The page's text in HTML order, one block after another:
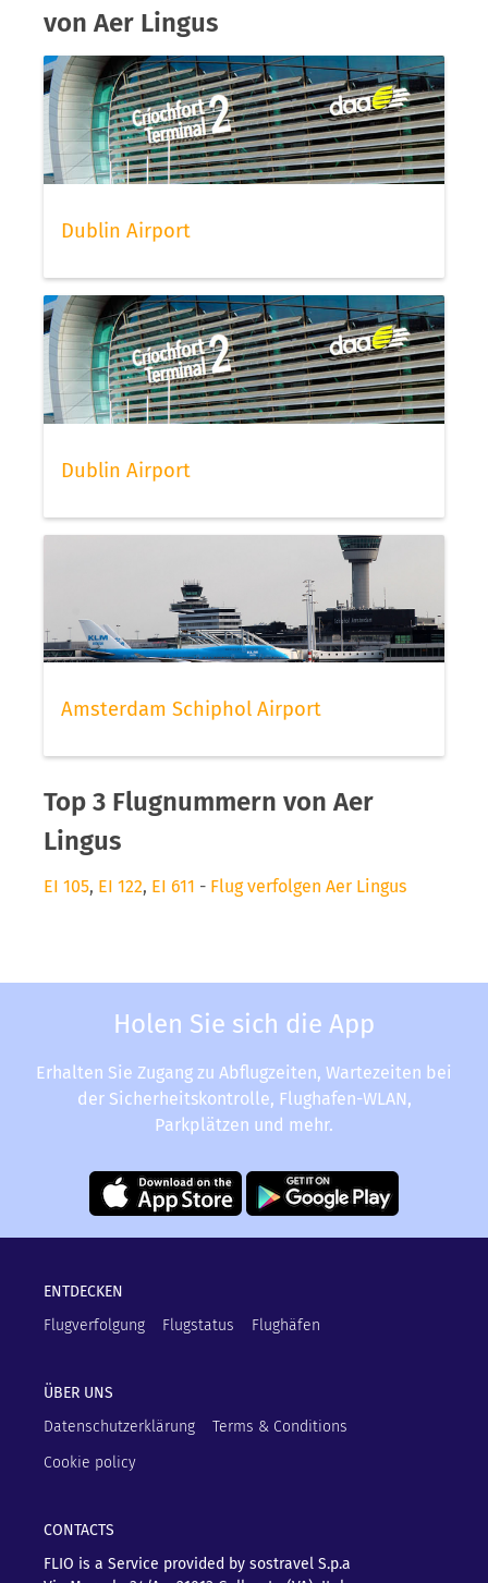
von Aer Lingus
Dublin Airport
Dublin Airport
Amsterdam Schiphol Airport
Top 3 Flugnummern von Aer
Lingus
EI 105, EI 122, EI 611 - Flug verfolgen Aer Lingus
Holen Sie sich die App
Erhalten Sie Zugang zu Abflugzeiten, Wartezeiten bei
der Sicherheitskontrolle, Flughafen-WLAN,
Parkplätzen und mehr.
ENTDECKEN
Flugverfolgung
Flugstatus Flughäfen
ÜBER UNS
Datenschutzerklärung
Terms & Conditions
Cookie policy
CONTACTS
FLIO is a Service provided by sostravel S.p.a